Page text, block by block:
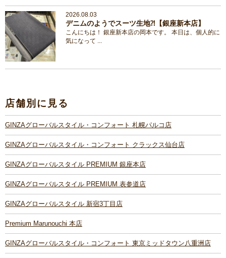
2026.08.03
デニムのようでスーツ生地⁈【銀座新本店】
こんにちは！ 銀座新本店の岡本です。 本日は、個人的に
気になって ...
店舗別に見る
GINZAグローバルスタイル・コンフォート 札幌パルコ店
GINZAグローバルスタイル・コンフォート クラックス仙台店
GINZAグローバルスタイル PREMIUM 銀座本店
GINZAグローバルスタイル PREMIUM 表参道店
GINZAグローバルスタイル 新宿3丁目店
Premium Marunouchi 本店
GINZAグローバルスタイル・コンフォート 東京ミッドタウン八重洲店